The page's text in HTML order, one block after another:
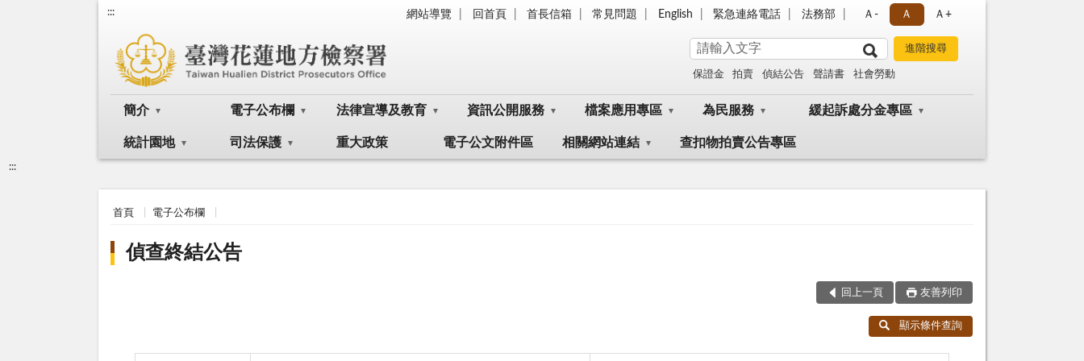
::: 網站導覽 回首頁 首長信箱 常見問題 English 緊急連絡電話 法務部 Ａ- Ａ Ａ+
保證金 拍賣 偵結公告 聲請書 社會勞動
簡介 電子公布欄 法律宣導及教育 資訊公開服務 檔案應用專區 為民服務 緩起訴處分金專區
統計園地 司法保護 重大政策 電子公文附件區 相關網站連結 查扣物拍賣公告專區
:::
首頁 電子公布欄
偵查終結公告
回上一頁 友善列印
顯示條件查詢